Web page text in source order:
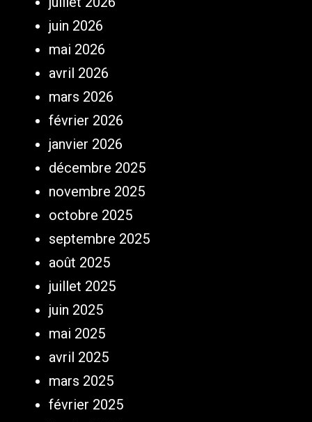
juin 2026
mai 2026
avril 2026
mars 2026
février 2026
janvier 2026
décembre 2025
novembre 2025
octobre 2025
septembre 2025
août 2025
juillet 2025
juin 2025
mai 2025
avril 2025
mars 2025
février 2025